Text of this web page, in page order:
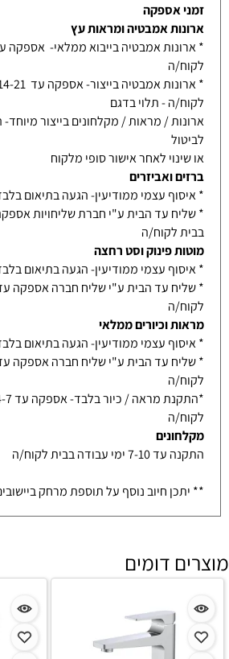
זמני אספקה
ארונות אמבטיה ומראות עץ
לקוח/ה
לקוח/ה - תלוי בדגם
ארונות / מראות / מקלחונים בייצור
לביטול
או שינוי לאחר אישור סופי מלקוח
ברזים ואביזרים
* איסוף עצמי ממודיעין- הגעה בתיאום בלבד עד 3-7
בבית לקוח/ה
מוטות פינוק וסט רחצה
* איסוף עצמי ממודיעין- הגעה בתיאום בלבד עד 3-7
לקוח/ה
מראות וכיורים ממלאי
* איסוף עצמי ממודיעין- הגעה בתיאום בלבד עד 3-7
לקוח/ה
לקוח/ה
מקלחונים
התקנה עד 7-10 ימי עבודה בבית לקוח/ה
** יתכן חיוב נוסף על תוספת מרחק
מוצרים דומים